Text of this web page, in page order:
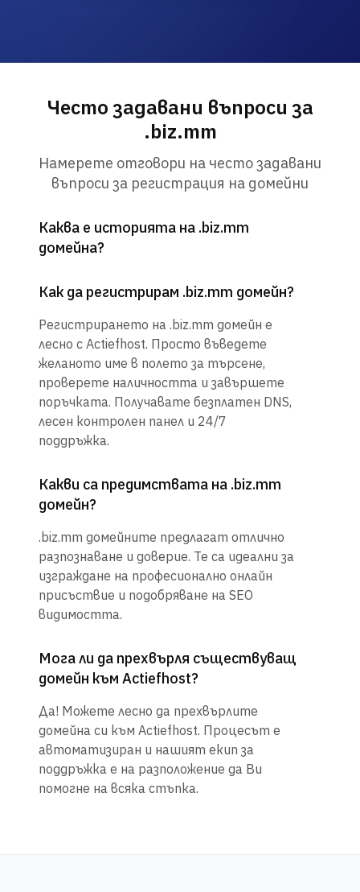
Често задавани въпроси за
.biz.mm
Намерете отговори на често задавани
въпроси за регистрация на домейни
Каква е историята на .biz.mm
домейна?
Как да регистрирам .biz.mm домейн?
Регистрирането на .biz.mm домейн е
лесно с Actiefhost. Просто въведете
желаното име в полето за търсене,
проверете наличността и завършете
поръчката. Получавате безплатен DNS,
лесен контролен панел и 24/7
поддръжка.
Какви са предимствата на .biz.mm
домейн?
.biz.mm домейните предлагат отлично
разпознаване и доверие. Те са идеални за
изграждане на професионално онлайн
присъствие и подобряване на SEO
видимостта.
Мога ли да прехвърля съществуващ
домейн към Actiefhost?
Да! Можете лесно да прехвърлите
домейна си към Actiefhost. Процесът е
автоматизиран и нашият екип за
поддръжка е на разположение да Ви
помогне на всяка стъпка.